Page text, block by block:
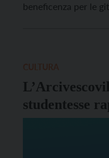
beneficenza per le
studentesse